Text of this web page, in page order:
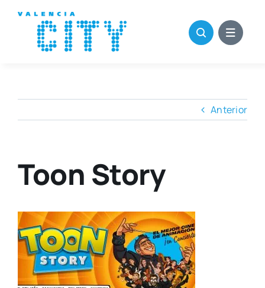
contenido
Anterior
Toon Story